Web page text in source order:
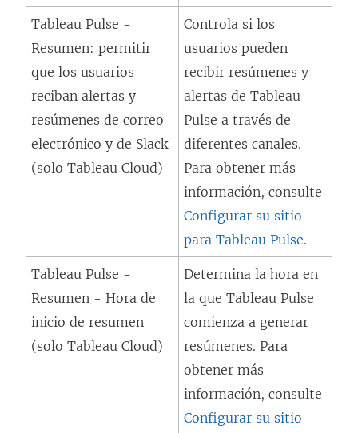
t
a
n
a
n
u
e
v
a
Tableau Pulse -
Resumen: permitir
que los usuarios
reciban alertas y
resúmenes de correo
electrónico y de Slack
(solo Tableau Cloud)
Controla si los
usuarios pueden
recibir resúmenes y
alertas de Tableau
Pulse a través de
diferentes canales.
Para obtener más
información, consulte
Configurar su sitio
para Tableau Pulse.
Tableau Pulse -
Resumen - Hora de
inicio de resumen
(solo Tableau Cloud)
Determina la hora en
la que Tableau Pulse
comienza a generar
resúmenes. Para
obtener más
información, consulte
Configurar su sitio